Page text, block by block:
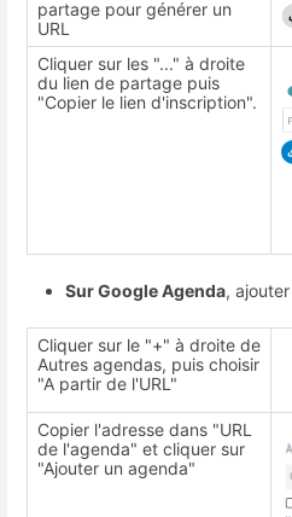
partage pour générer un
URL
Cliquer sur les "..." à droite
du lien de partage puis
"Copier le lien d'inscription".
Sur Google Agenda,
Cliquer sur le "+" à droite de
Autres agendas, puis choisir
"A partir de l'URL"
Copier l'adresse dans "URL
de l'agenda" et cliquer sur
"Ajouter un agenda"